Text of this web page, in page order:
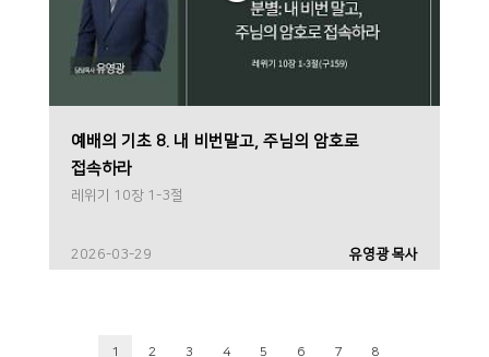
예배의 기초 8. 내 비번말고, 주님의 암호로
접속하라
레위기 10장 1-3절
2026-03-29 유영광 목사
1 2 3 4 5 6 7 8